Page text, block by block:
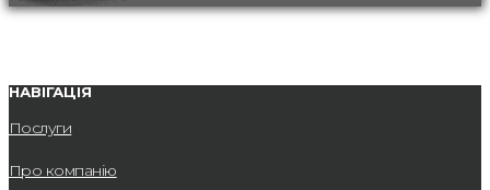
НАВІГАЦІЯ
Послуги
Про компанію